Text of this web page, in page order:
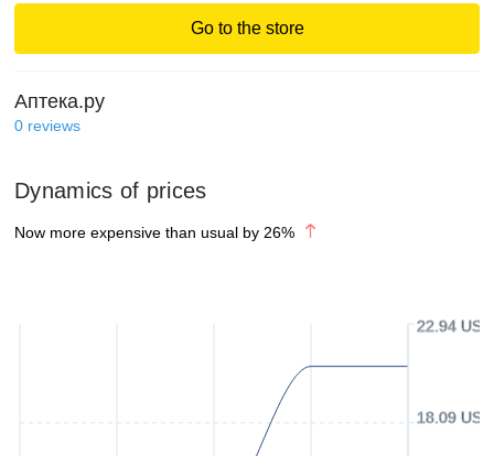
Go to the store
Аптека.ру
0 reviews
Dynamics of prices
Now more expensive than usual by 26%
18.09 USD
22.94 USD